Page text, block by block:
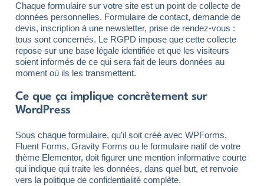
Chaque formulaire sur votre site est un point de collecte de
données personnelles. Formulaire de contact, demande de
devis, inscription à une newsletter, prise de rendez-vous :
tous sont concernés. Le RGPD impose que cette collecte
repose sur une base légale identifiée et que les visiteurs
soient informés de ce qui sera fait de leurs données au
moment où ils les transmettent.
Ce que ça implique concrètement sur
WordPress
Sous chaque formulaire, qu’il soit créé avec WPForms,
Fluent Forms, Gravity Forms ou le formulaire natif de votre
thème Elementor, doit figurer une mention informative courte
qui indique qui traite les données, dans quel but, et renvoie
vers la politique de confidentialité complète.